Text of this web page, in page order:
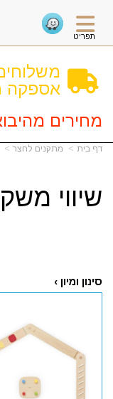
תפריט
אספקה
מחירים
דף בית מתקנים לחצר
שיווי
סינון ומיון ›